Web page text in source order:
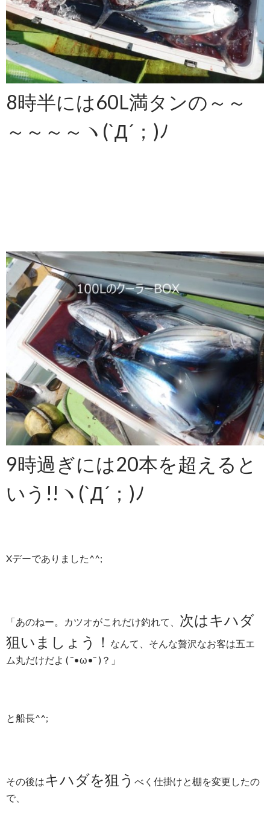
8時半には60L満タンの～～
～～～～ヽ(`Д´；)ﾉ
9時過ぎには20本を超えると
いう!!ヽ(`Д´；)ﾉ
Xデーでありました^^;
「あのねー。カツオがこれだけ釣れて、 次はキハダ
狙いましょう！ なんて、そんな贅沢なお客は五エ
ム丸だけだよ ( ˘•ω•˘ )？」
と船長^^;
その後はキハダを狙う べく仕掛けと棚を変更したの
で、